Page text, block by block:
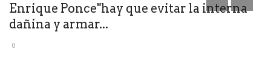
Enrique Ponce"hay que evitar la interna
dañina y armar...
0